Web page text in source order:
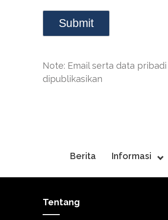
Note: Email serta data
dipublikasikan
Berita Informasi
Tentang